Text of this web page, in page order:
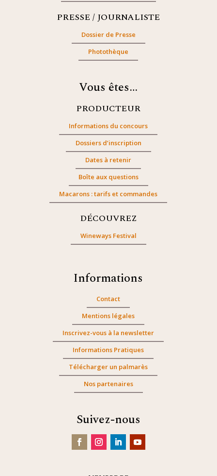
PRESSE / JOURNALISTE
Dossier de Presse
Photothèque
Vous êtes…
PRODUCTEUR
Informations du concours
Dossiers d’inscription
Dates à retenir
Boîte aux questions
Macarons : tarifs et commandes
DÉCOUVREZ
Wineways Festival
Informations
Contact
Mentions légales
Inscrivez-vous à la newsletter
Informations Pratiques
Télécharger un palmarès
Nos partenaires
Suivez-nous